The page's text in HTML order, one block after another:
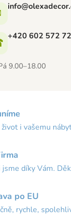
+420 602 572
9.00–18.00
i vašemu
jsme díky Vám.
po EU
rychle,